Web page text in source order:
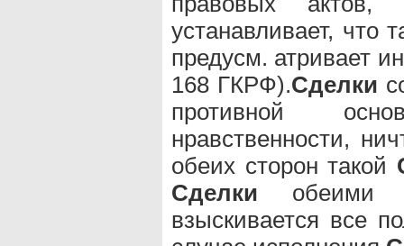
устанавливает, что
предусм. атривает
168 ГКРФ).Сделки
противной
нравственности,
обеих сторон такой
Сделки обеими
взыскивается все